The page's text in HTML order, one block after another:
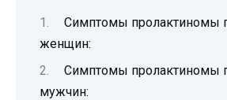
Симптомы пролактиномы
женщин:
Симптомы пролактиномы
мужчин: